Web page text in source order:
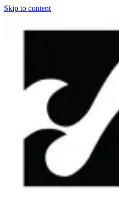
Skip to content